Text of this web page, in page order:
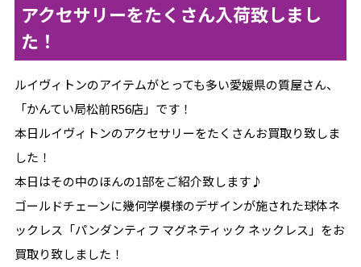
アクセサリーをたくさん入荷致しまし
た！
ルイヴィトンのアイテムがとっても多い愛媛県の質屋さん、
「かんてい局松前R56店」です！
本日ルイヴィトンのアクセサリーをたくさんお買取り致しま
した！
本日はその中のほんの1部をご紹介致します♪
ゴールドチェーンに幾何学模様のデザインが施された球体ネ
ックレス「パンダンティフ マグネティック ネックレス」をお
買取り致しました！